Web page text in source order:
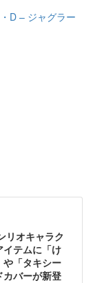
D – ジャグラー
リオキャラク
イテムに「け
や「タキシー
カバーが新登